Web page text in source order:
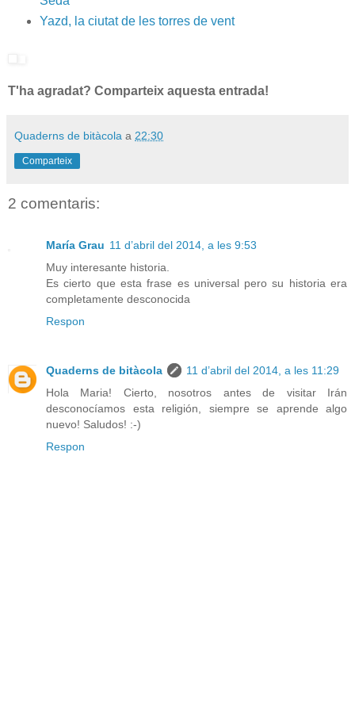
Yazd, la ciutat de les torres de vent
T'ha agradat? Comparteix aquesta entrada!
Quaderns de bitàcola a 22:30
Comparteix
2 comentaris:
María Grau 11 d’abril del 2014, a les 9:53
Muy interesante historia.
Es cierto que esta frase es universal pero su historia era
completamente desconocida
Respon
Quaderns de bitàcola
11 d’abril del 2014, a les 11:29
Hola Maria! Cierto, nosotros antes de visitar Irán
desconocíamos esta religión, siempre se aprende algo
nuevo! Saludos! :-)
Respon